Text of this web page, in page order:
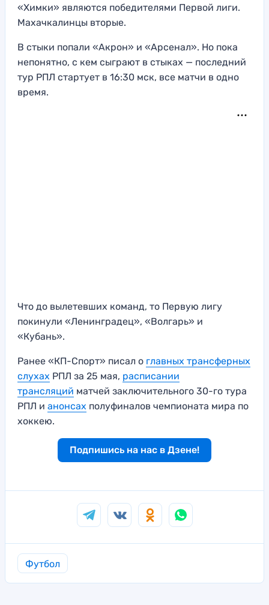
«Химки» являются победителями Первой лиги.
Махачкалинцы вторые.
В стыки попали «Акрон» и «Арсенал». Но пока
непонятно, с кем сыграют в стыках — последний
тур РПЛ стартует в 16:30 мск, все матчи в одно
время.
Что до вылетевших команд, то Первую лигу
покинули «Ленинградец», «Волгарь» и
«Кубань».
Ранее «КП-Спорт» писал о главных трансферных
слухах РПЛ за 25 мая, расписании
трансляций матчей заключительного 30-го тура
РПЛ и анонсах полуфиналов чемпионата мира по
хоккею.
Подпишись на нас в Дзене!
Футбол